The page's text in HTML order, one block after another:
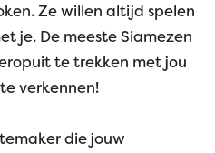
Ze willen altijd spelen
je. De meeste Siamezen
te trekken met jou
verkennen!
die jouw